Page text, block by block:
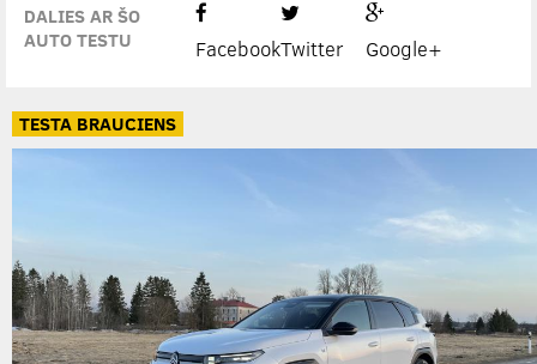
DALIES AR ŠO
AUTO TESTU
FacebookTwitter Google+
TESTA BRAUCIENS